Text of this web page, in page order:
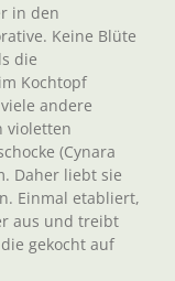
in den
Keine Blüte
die
Kochtopf
andere
violetten
(Cynara
Daher liebt sie
Einmal etabliert,
aus und treibt
gekocht auf